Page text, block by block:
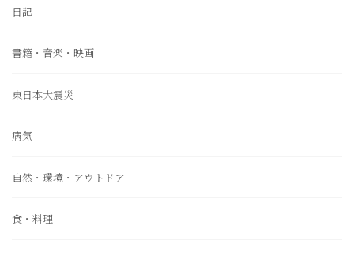
日記
書籍・音楽・映画
東日本大震災
病気
自然・環境・アウトドア
食・料理